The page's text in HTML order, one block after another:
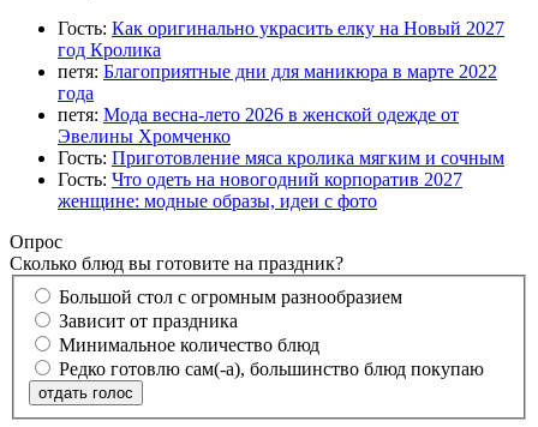
Гость: Как оригинально украсить елку на Новый 2027
год Кролика
петя: Благоприятные дни для маникюра в марте 2022
года
петя: Мода весна-лето 2026 в женской одежде от
Эвелины Хромченко
Гость: Приготовление мяса кролика мягким и сочным
Гость: Что одеть на новогодний корпоратив 2027
женщине: модные образы, идеи с фото
Опрос
Сколько блюд вы готовите на праздник?
Большой стол с огромным разнообразием
Зависит от праздника
Минимальное количество блюд
Редко готовлю сам(-а), большинство блюд покупаю
отдать голос